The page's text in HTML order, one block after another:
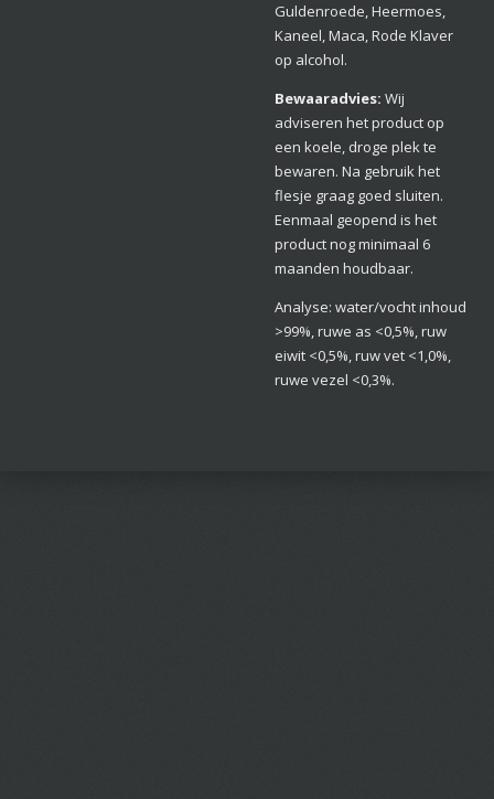
Guldenroede, Heermoes,
Kaneel, Maca, Rode Klaver
op alcohol.
Bewaaradvies: Wij
adviseren het product op
een koele, droge plek te
bewaren. Na gebruik het
flesje graag goed sluiten.
Eenmaal geopend is het
product nog minimaal 6
maanden houdbaar.
Analyse: water/vocht inhoud
>99%, ruwe as <0,5%, ruw
eiwit <0,5%, ruw vet <1,0%,
ruwe vezel <0,3%.